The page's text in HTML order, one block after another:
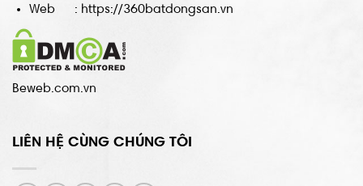
Web : https://360batdongsan.vn
Beweb.com.vn
LIÊN HỆ CÙNG CHÚNG TÔI